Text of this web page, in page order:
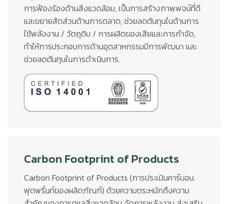
การฟ้องร้องด้านสิ่งแวดล้อม, เป็นการสร้างภาพพจน์ที่ดี
และขยายสัดส่วนด้านการตลาด, ช่วยลดต้นทุนในด้านการ
ใช้พลังงาน / วัตถุดิบ / การผลิตของเสียและการกำจัด,
ทำให้การประกอบการด้านอุตสาหกรรมมีการพัฒนา และ
ช่วยลดต้นทุนในการดำเนินการ.
Carbon Footprint of Products
Carbon Footprint of Products (การประเมินคาร์บอน
ฟุตพริ้นท์ของผลิตภัณฑ์) ด้วยความตระหนักถึงความ